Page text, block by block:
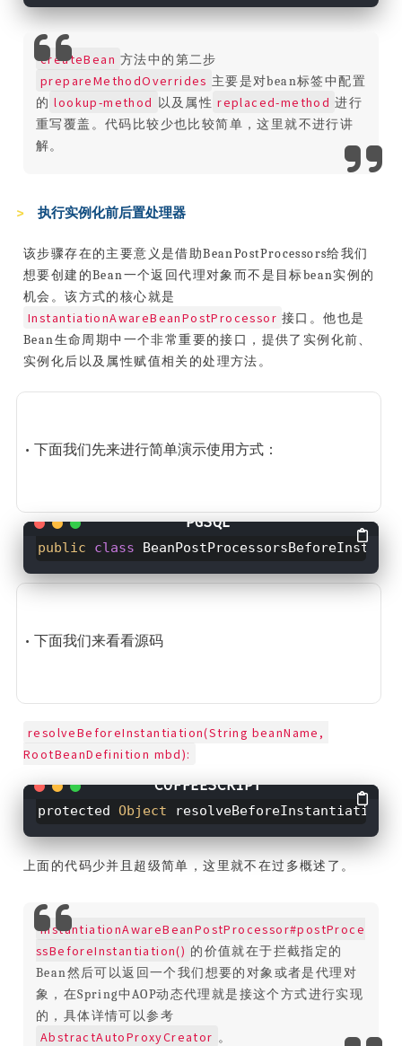
createBean 方法中的第二步
prepareMethodOverrides 主要是对bean标签中配置
的 lookup-method 以及属性 replaced-method 进行
重写覆盖。代码比较少也比较简单，这里就不进行讲
解。
执行实例化前后置处理器
该步骤存在的主要意义是借助BeanPostProcessors给我们
想要创建的Bean一个返回代理对象而不是目标bean实例的
机会。该方式的核心就是
InstantiationAwareBeanPostProcessor 接口。他也是
Bean生命周期中一个非常重要的接口，提供了实例化前、
实例化后以及属性赋值相关的处理方法。
• 下面我们先来进行简单演示使用方式：
public class
• 下面我们来看看源码
resolveBeforeInstantiation(String beanName,
RootBeanDefinition mbd):
protected Object resolveBeforeInstantiation(
上面的代码少并且超级简单，这里就不在过多概述了。
InstantiationAwareBeanPostProcessor#postProce
ssBeforeInstantiation() 的价值就在于拦截指定的
Bean然后可以返回一个我们想要的对象或者是代理对
象，在Spring中AOP动态代理就是接这个方式进行实现
的，具体详情可以参考
AbstractAutoProxyCreator 。